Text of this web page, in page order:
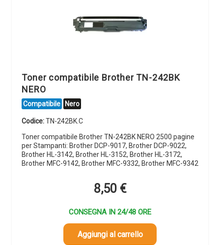
Toner compatibile Brother TN-242BK
NERO
Compatibile Nero
Codice:TN-242BK.C
Toner compatibile Brother TN-242BK NERO 2500 pagine
per Stampanti: Brother DCP-9017, Brother DCP-9022,
Brother HL-3142, Brother HL-3152, Brother HL-3172,
Brother MFC-9142, Brother MFC-9332, Brother MFC-9342
8,50 €
CONSEGNA IN 24/48 ORE
Aggiungi al carrello